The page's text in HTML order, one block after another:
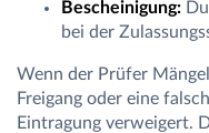
Bescheinigung:
bei der
Wenn der Prüfer
Freigang oder eine
Eintragung verweigert.